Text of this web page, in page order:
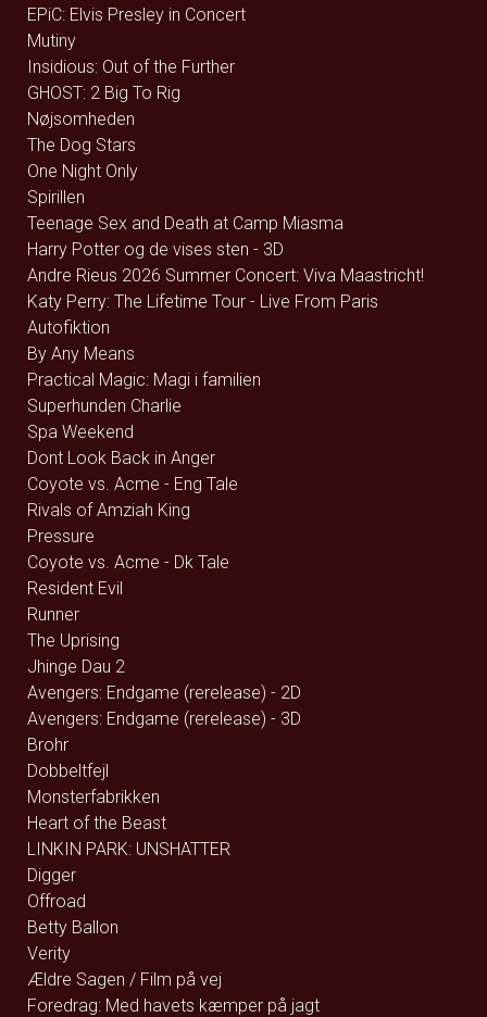
EPiC: Elvis Presley in Concert
Mutiny
Insidious: Out of the Further
GHOST: 2 Big To Rig
Nøjsomheden
The Dog Stars
One Night Only
Spirillen
Teenage Sex and Death at Camp Miasma
Harry Potter og de vises sten - 3D
Andre Rieus 2026 Summer Concert: Viva Maastricht!
Katy Perry: The Lifetime Tour - Live From Paris
Autofiktion
By Any Means
Practical Magic: Magi i familien
Superhunden Charlie
Spa Weekend
Dont Look Back in Anger
Coyote vs. Acme - Eng Tale
Rivals of Amziah King
Pressure
Coyote vs. Acme - Dk Tale
Resident Evil
Runner
The Uprising
Jhinge Dau 2
Avengers: Endgame (rerelease) - 2D
Avengers: Endgame (rerelease) - 3D
Brohr
Dobbeltfejl
Monsterfabrikken
Heart of the Beast
LINKIN PARK: UNSHATTER
Digger
Offroad
Betty Ballon
Verity
Ældre Sagen / Film på vej
Foredrag: Med havets kæmper på jagt